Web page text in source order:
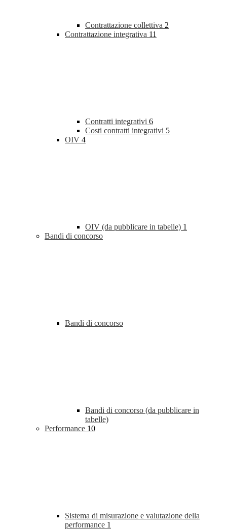
Contrattazione collettiva 2
Contrattazione integrativa 11
Contratti integrativi 6
Costi contratti integrativi 5
OIV 4
OIV (da pubblicare in tabelle) 1
Bandi di concorso
Bandi di concorso
Bandi di concorso (da pubblicare in
tabelle)
Performance 10
Sistema di misurazione e valutazione della
performance 1